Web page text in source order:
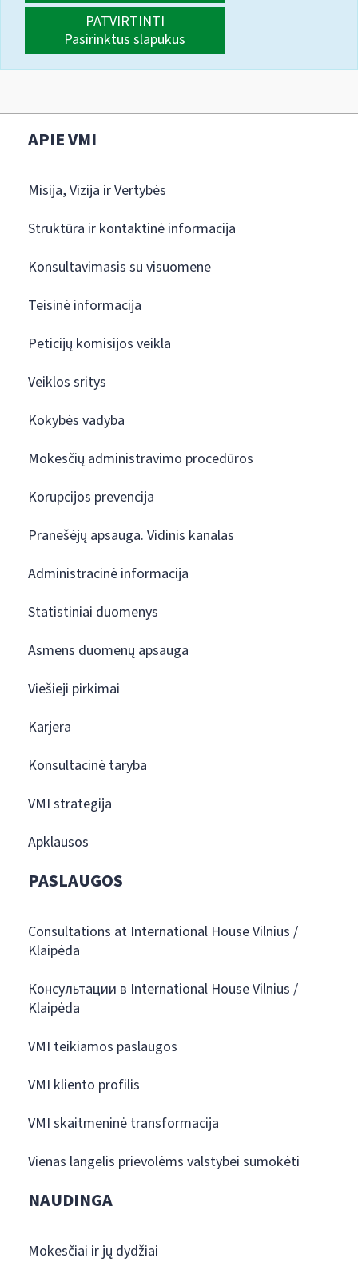
PATVIRTINTI
Pasirinktus slapukus
APIE VMI
Misija, Vizija ir Vertybės
Struktūra ir kontaktinė informacija
Konsultavimasis su visuomene
Teisinė informacija
Peticijų komisijos veikla
Veiklos sritys
Kokybės vadyba
Mokesčių administravimo procedūros
Korupcijos prevencija
Pranešėjų apsauga. Vidinis kanalas
Administracinė informacija
Statistiniai duomenys
Asmens duomenų apsauga
Viešieji pirkimai
Karjera
Konsultacinė taryba
VMI strategija
Apklausos
PASLAUGOS
Consultations at International House Vilnius /
Klaipėda
Консультации в International House Vilnius /
Klaipėda
VMI teikiamos paslaugos
VMI kliento profilis
VMI skaitmeninė transformacija
Vienas langelis prievolėms valstybei sumokėti
NAUDINGA
Mokesčiai ir jų dydžiai